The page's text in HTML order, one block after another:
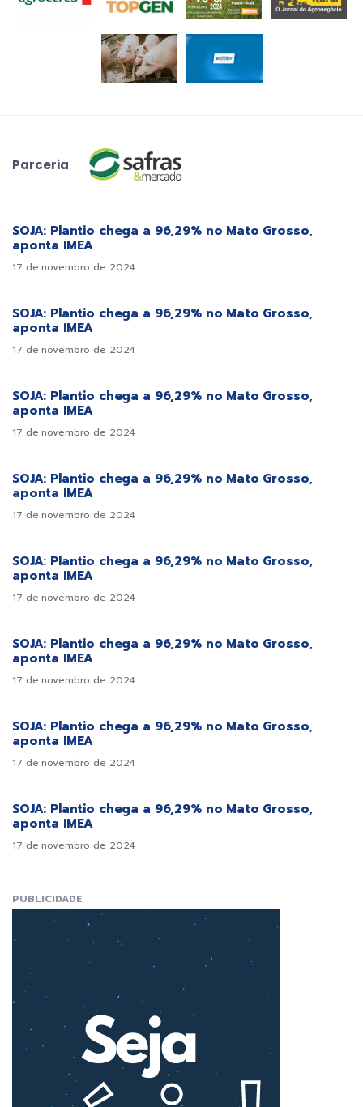
Parceria
SOJA: Plantio chega a 96,29% no Mato Grosso,
aponta IMEA
17 de novembro de 2024
SOJA: Plantio chega a 96,29% no Mato Grosso,
aponta IMEA
17 de novembro de 2024
SOJA: Plantio chega a 96,29% no Mato Grosso,
aponta IMEA
17 de novembro de 2024
SOJA: Plantio chega a 96,29% no Mato Grosso,
aponta IMEA
17 de novembro de 2024
SOJA: Plantio chega a 96,29% no Mato Grosso,
aponta IMEA
17 de novembro de 2024
SOJA: Plantio chega a 96,29% no Mato Grosso,
aponta IMEA
17 de novembro de 2024
SOJA: Plantio chega a 96,29% no Mato Grosso,
aponta IMEA
17 de novembro de 2024
SOJA: Plantio chega a 96,29% no Mato Grosso,
aponta IMEA
17 de novembro de 2024